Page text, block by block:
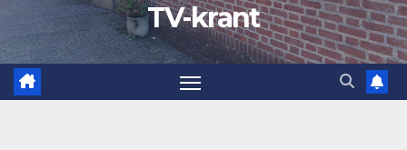
TV-krant